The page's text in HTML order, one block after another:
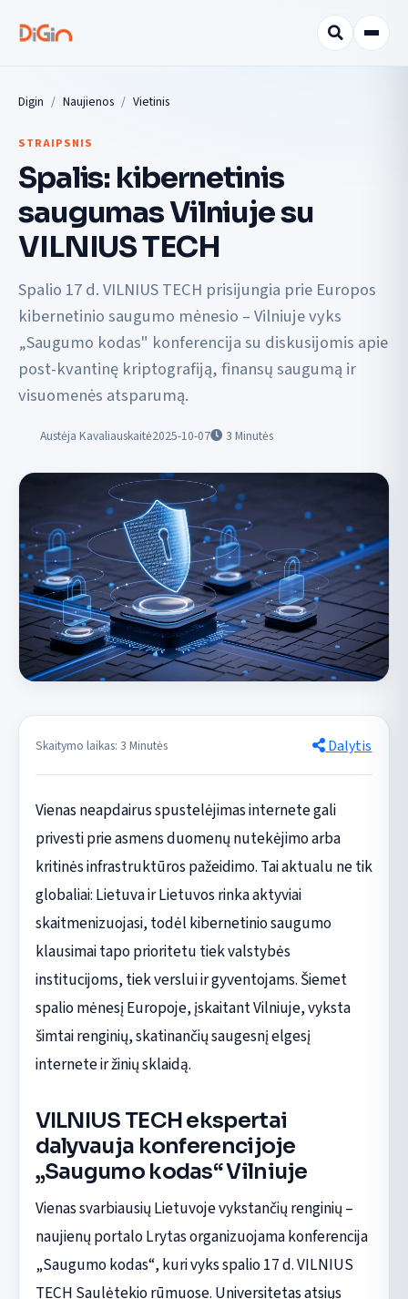
Digin Naujienos Vietinis
STRAIPSNIS
Spalis: kibernetinis
saugumas Vilniuje su
VILNIUS TECH
Spalio 17 d. VILNIUS TECH prisijungia prie Europos
kibernetinio saugumo mėnesio – Vilniuje vyks
„Saugumo kodas" konferencija su diskusijomis apie
post-kvantinę kriptografiją, finansų saugumą ir
visuomenės atsparumą.
Austėja Kavaliauskaitė2025-10-07 3 Minutės
Skaitymo laikas: 3 Minutės Dalytis
Vienas neapdairus spustelėjimas internete gali
privesti prie asmens duomenų nutekėjimo arba
kritinės infrastruktūros pažeidimo. Tai aktualu ne tik
globaliai: Lietuva ir Lietuvos rinka aktyviai
skaitmenizuojasi, todėl kibernetinio saugumo
klausimai tapo prioritetu tiek valstybės
institucijoms, tiek verslui ir gyventojams. Šiemet
spalio mėnesį Europoje, įskaitant Vilniuje, vyksta
šimtai renginių, skatinančių saugesnį elgesį
internete ir žinių sklaidą.
VILNIUS TECH ekspertai
dalyvauja konferencijoje
„Saugumo kodas“ Vilniuje
Vienas svarbiausių Lietuvoje vykstančių renginių –
naujienų portalo Lrytas organizuojama konferencija
„Saugumo kodas“, kuri vyks spalio 17 d. VILNIUS
TECH Saulėtekio rūmuose. Universitetas atsiųs